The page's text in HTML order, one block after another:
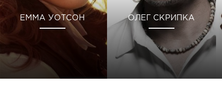
ЕММА УОТСОН ОЛЕГ СКРИПКА